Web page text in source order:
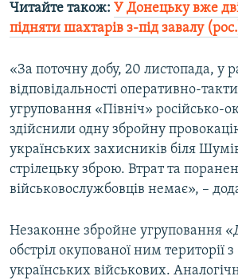
Читайте також: У Донецьку вже
підняти шахтарів з-під завалу
«За поточну добу, 20 листопада, у
відповідальності оперативно-
угруповання «Північ» російсько-
здійснили одну збройну
українських захисників біля
стрілецьку зброю. Втрат та
військовослужбовців немає», –
Незаконне збройне угруповання
обстріл окупованої ним території з
українських військових.